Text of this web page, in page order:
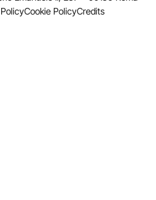
Cookie PolicyCredits